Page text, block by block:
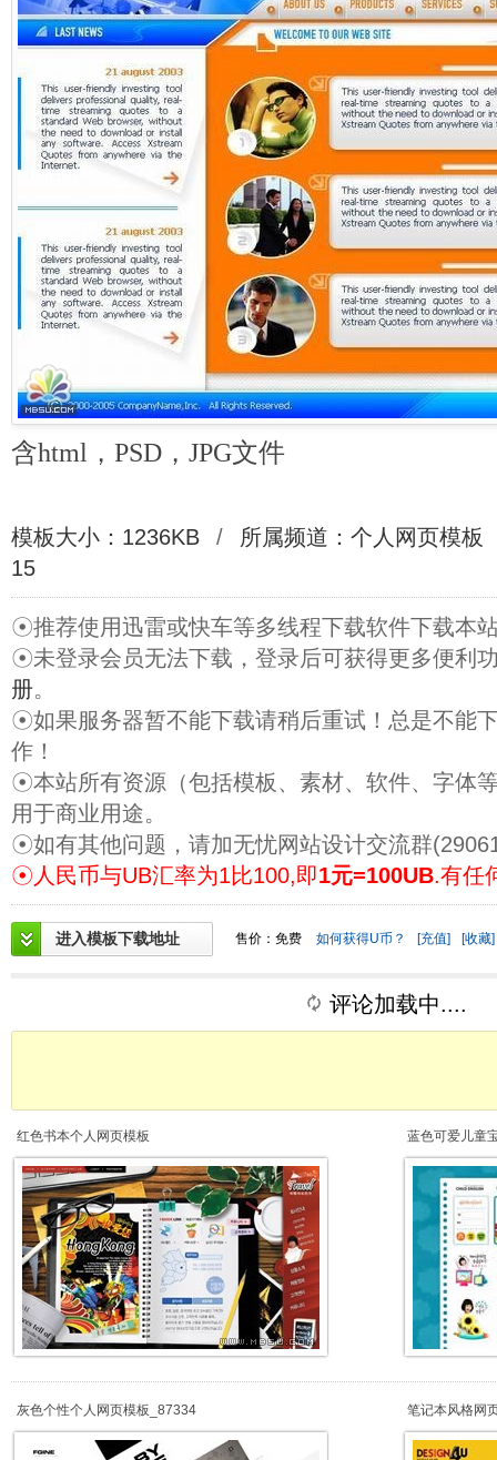
含html，PSD，JPG文件
模板大小：1236KB / 所属频道： 个人网页模板
15
☉推荐使用迅雷或快车等多线程下载软件下载本
☉未登录会员无法下载，登录后可获得更多便利
册。
☉如果服务器暂不能下载请稍后重试！总是不能
作！
☉本站所有资源（包括模板、素材、软件、字体
用于商业用途。
☉如有其他问题，请加无忧网站设计交流群
☉人民币与UB汇率为1比100,即1元=100UB.有任
进入模板下载地址 售价：免费 如何获得U币？ [充值] [收藏]
评论加载中....
红色书本个人网页模板 蓝色可爱儿童
灰色个性个人网页模板_87334 笔记本风格网